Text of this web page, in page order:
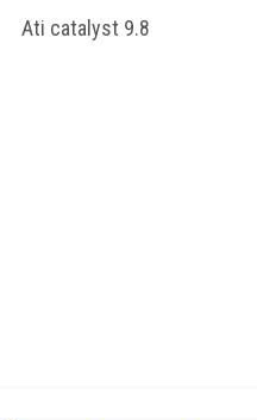
Ati catalyst 9.8